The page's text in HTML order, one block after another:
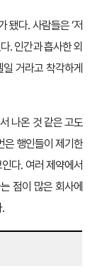
됐다. 사람들은 ‘저
. 인간과 흡사한 외
거라고 착각하게
나온 것 같은 고도
은 행인들이 제기한
다. 여러 제약에서
점이 많은 회사에